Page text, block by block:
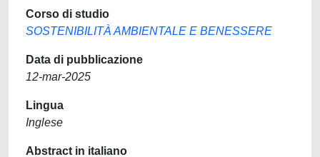
Corso di studio
SOSTENIBILITÀ AMBIENTALE E BENESSERE
Data di pubblicazione
12-mar-2025
Lingua
Inglese
Abstract in italiano